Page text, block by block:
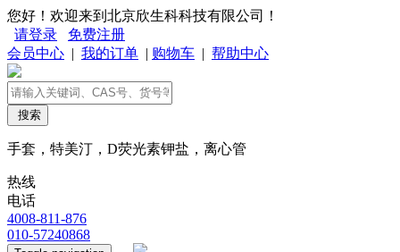
您好！欢迎来到北京欣生科科技有限公司！
请登录
免费注册
会员中心 | 我的订单 | 购物车 | 帮助中心
搜索
手套，特美汀，D荧光素钾盐，离心管
热线
电话
4008-811-876
010-57240868